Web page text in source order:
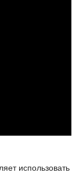
использовать